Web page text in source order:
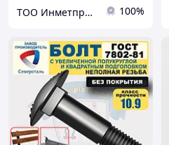
ТОО Инметпром 100%